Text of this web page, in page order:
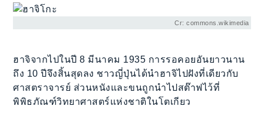
Cr: commons.wikimedia
ฮาจิจากไปในปี 8 มีนาคม 1935 การรอคอยอันยาวนาน
ถึง 10 ปีจึงสิ้นสุดลง ชาวญี่ปุ่นได้นำฮาจิไปฝังที่เดียวกับ
ศาสตราจารย์ ส่วนหนังและขนถูกนำไปสต๊าฟไว้ที่
พิพิธภัณฑ์วิทยาศาสตร์แห่งชาติในโตเกียว